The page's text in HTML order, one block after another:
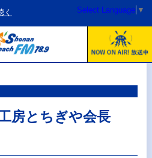
く Select Language ▼
房とちぎや会長